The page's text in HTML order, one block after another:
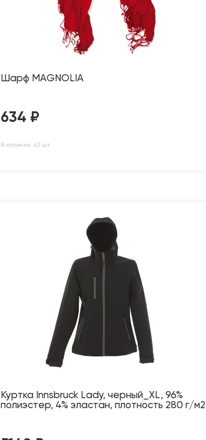
Шарф MAGNOLIA
634 ₽
В наличии: 43 шт
Куртка Innsbruck Lady, черный_XL, 96%
полиэстер, 4% эластан, плотность 280 г/м2